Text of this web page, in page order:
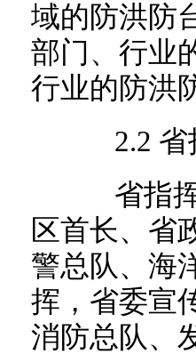
域的防洪防
部门、行业
行业的防洪
2.2 省
省指挥
区首长、省
警总队、海
挥，省委宣
消防总队、